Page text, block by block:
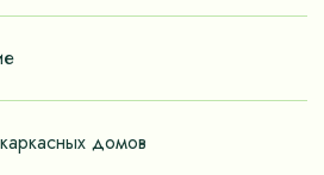
доме. Чтобы дом
домов